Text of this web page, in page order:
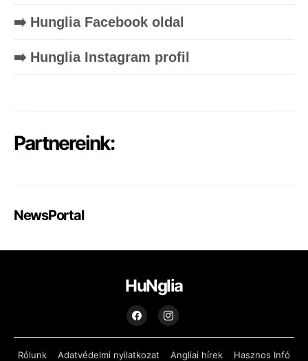
➡️ Hunglia Facebook oldal
➡️ Hunglia Instagram profil
Partnereink:
NewsPortal
HuNglia
Rólunk Adatvédelmi nyilatkozat Angliai hírek
Hasznos Infó